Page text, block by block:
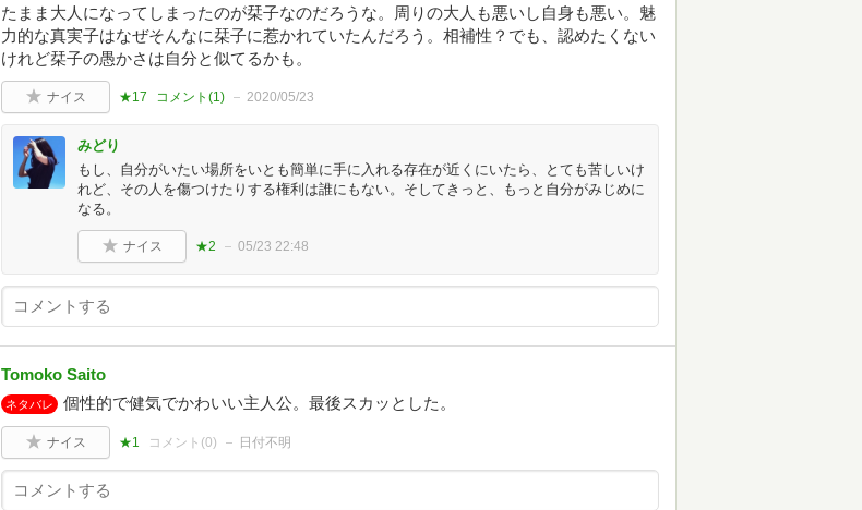
たまま大人になってしまったのが栞子なのだろうな。周りの大人も悪いし自身も悪い。魅
力的な真実子はなぜそんなに栞子に惹かれていたんだろう。相補性？でも、認めたくない
けれど栞子の愚かさは自分と似てるかも。
ナイス ★17 コメント(1) 2020/05/23
みどり
もし、自分がいたい場所をいとも簡単に手に入れる存在が近くにいたら、とても苦しいけ
れど、その人を傷つけたりする権利は誰にもない。そしてきっと、もっと自分がみじめに
なる。
ナイス ★2 05/23 22:48
Tomoko Saito
ネタバレ 個性的で健気でかわいい主人公。最後スカッとした。
ナイス ★1 コメント(0) 日付不明